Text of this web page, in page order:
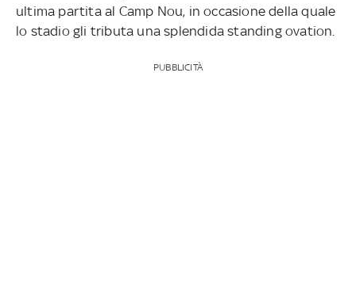
ultima partita al Camp Nou, in occasione della quale
lo stadio gli tributa una splendida standing ovation.
PUBBLICITÀ